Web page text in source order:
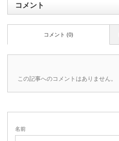
コメント
コメント (0)
この記事へのコメントはありません。
名前